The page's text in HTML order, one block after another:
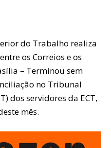
do Trabalho realiza
os Correios e os
– Terminou sem
no Tribunal
dos servidores da ECT,
mês.